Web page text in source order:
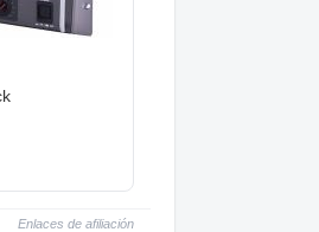
Enlaces de afiliación